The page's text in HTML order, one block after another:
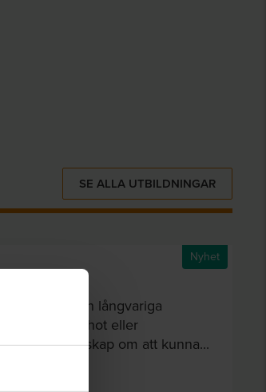
SE ALLA UTBILDNINGAR
Nyhet
– från långvariga
hot eller
beredskap om att kunna...